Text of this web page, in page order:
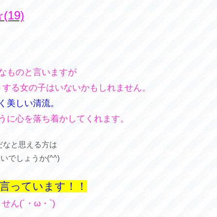
ものと言いますが
る女の子はいないかもしれません。
美しい清流。
心を落ち着かしてくれます。
なと思える方は
でしょうか(^^)
っています！！
ん(´・ω・`)